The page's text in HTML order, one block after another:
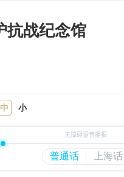
抗战纪念馆
中 小